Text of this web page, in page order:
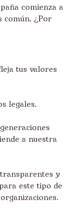
comienza a
común. ¿Por
tus valores
legales.
a nuestra
y
este tipo de